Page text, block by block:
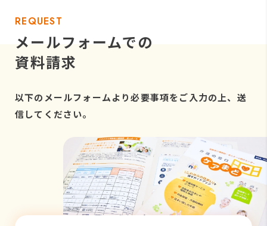
REQUEST
メールフォームでの
資料請求
以下のメールフォームより必要事項をご入力の上、送
信してください。